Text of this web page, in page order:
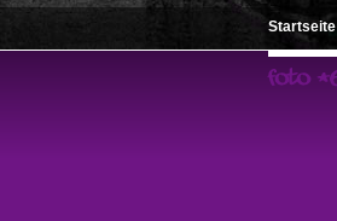
Startseite